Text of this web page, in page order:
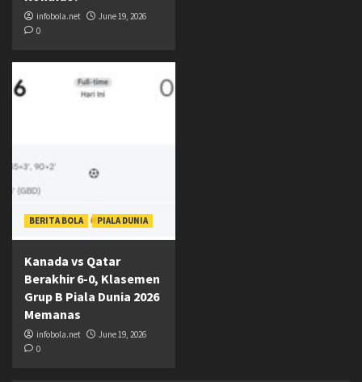
infobola.net
June 19, 2026
0
BERITA BOLA PIALA DUNIA
Kanada vs Qatar
Berakhir 6-0, Klasemen
Grup B Piala Dunia 2026
Memanas
infobola.net
June 19, 2026
0